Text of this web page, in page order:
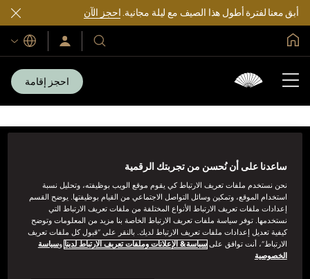
أبق معنا لفترة أطول هذا الصيف مع ليلة مجانية.احجز الآن
فنادقنا
ومنتجعاتنا
سجّل
الدخول/
اللغات
احجز إقامة
لمجموعة فنادق ماندارين أورينتال
ساعدنا على أن نُحسن من تجربتك الرقمية
نحن نستخدم ملفات تعريف الارتباط كي يقوم موقع الويب بوظيفته، وتحليل نسبة
استخدام الموقع، وتمكين وسائل التواصل الاجتماعي من القيام بوظيفتها. يوضح القسم
إعدادات ملفات تعريف الارتباط الأنواع المختلفة من ملفات تعريف الارتباط التي
نستخدمها. توفر سياسة ملفات تعريف الارتباط الخاصة بنا مزيد من المعلومات وتوضح
كيفية تعديل إعدادات ملفات تعريف الارتباط لديك. بالنقر على “قبول كل ملفات تعريف
الارتباط”، أنت توافق علىسياسة& الإعلانات وملفات تعريف الارتباط لدينا وسياسة
الخصوصية